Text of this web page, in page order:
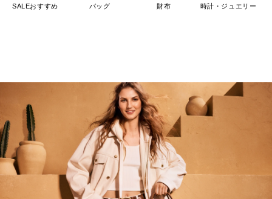
SALEおすすめ バッグ 財布 時計・ジュエリー